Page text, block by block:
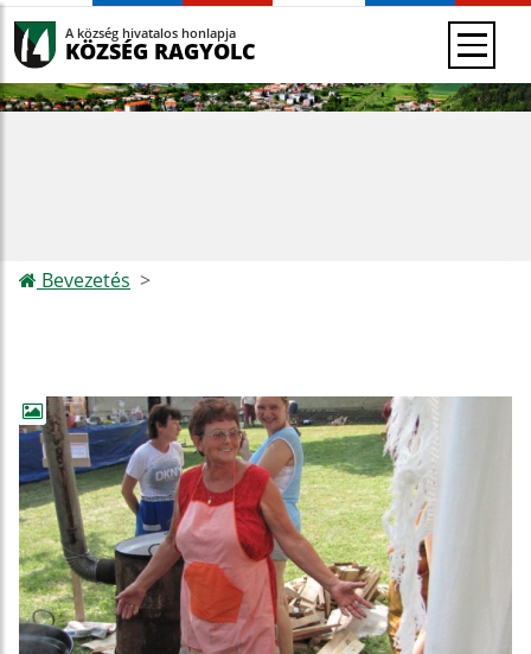
A község hivatalos honlapja
KÖZSÉG RAGYOLC
Bevezetés